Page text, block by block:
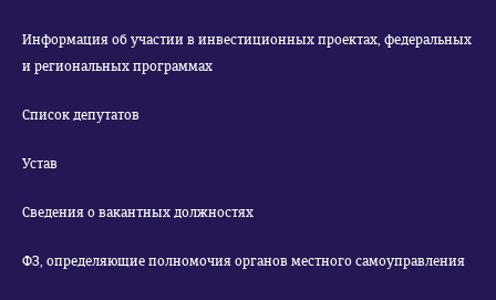
Информация об участии в инвестиционных проектах, федеральных
и региональных программах
Список депутатов
Устав
Сведения о вакантных должностях
ФЗ, определяющие полномочия органов местного самоуправления